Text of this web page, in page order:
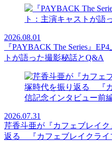
2026.08.01
『PAYBACK The Series』
トが語った撮影秘話とQ&A
2026.07.31
芹香斗亜が『カフェブレイ
返る 『カフェブレイクライ